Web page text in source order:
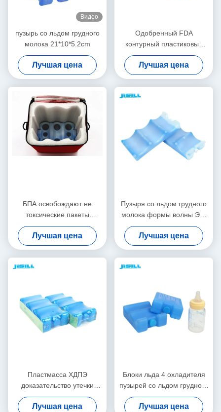
Видео
пузырь со льдом грудного
молока 21*10*5.2cm
Лучшая цена
Одобренный FDA
контурный пластиковый
пакет со льдом грудного
молока для пивной бутылки
Лучшая цена
БПА освобождают не
токсические пакеты
замораживания
охладителя охлаждая
пригонку геля & свежие
пузыри со льдом
Лучшая цена
Пузыря со льдом грудного
молока формы волны Эко
дружелюбные 3 замерли
пузырем со льдом, который
для еды
Лучшая цена
Пластмасса ХДПЭ
доказательство утечки
изогнутой формы 6
пузырей со льдом пивной
Лучшая цена
Блоки льда 4 охладителя
пузырей со льдом грудного
молока облегченные
голубые могут не Токсик
Лучшая цена